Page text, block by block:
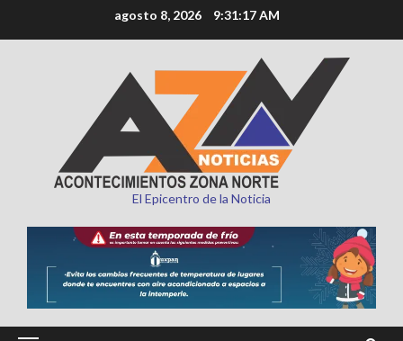
al
agosto 8, 2026 9:31:18 AM
El Epicentro de la Noticia